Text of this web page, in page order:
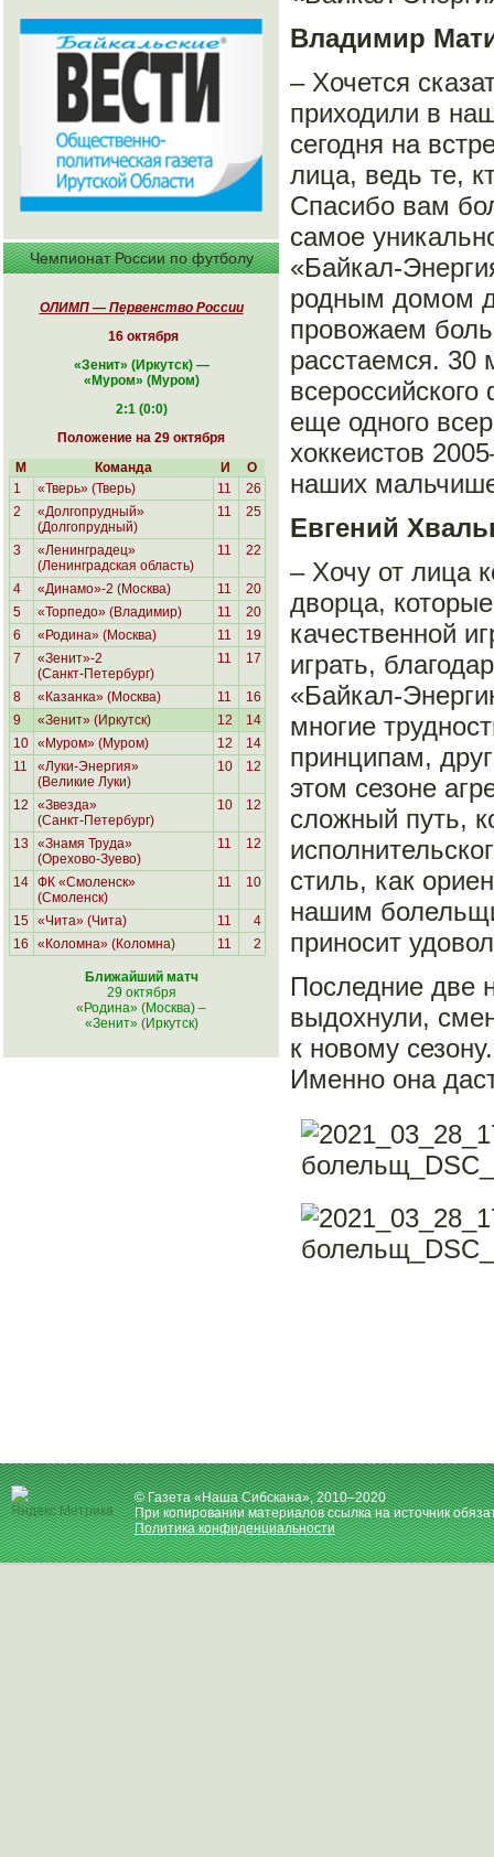
Чемпионат России по футболу
ОЛИМП — Первенство России
16 октября
«Зенит» (Иркутск) —
«Муром» (Муром)
2:1 (0:0)
Положение на 29 октября
М
Команда И
О
1
«Тверь» (Тверь) 11
26
2
«Долгопрудный»
(Долгопрудный)
11 25
3
«Ленинградец»
(Ленинградская область)
11 22
4 «Динамо»-2 (Москва) 11
20
5
«Торпедо» (Владимир) 11
20
6
«Родина» (Москва) 11
19
7
«Зенит»-2
(Санкт-Петербург)
11 17
8 «Казанка» (Москва) 11
16
9
«Зенит» (Иркутск) 12
14
10 «Муром» (Муром) 12
14
11
«Луки-Энергия»
(Великие Луки)
10 12
12
«Звезда»
(Санкт-Петербург)
10 12
13
«Знамя Труда»
(Орехово-Зуево)
11 12
14 ФК «Смоленск»
(Смоленск)
11 10
15 «Чита» (Чита) 11
4
16
«Коломна» (Коломна) 11 2
Ближайший матч
29 октября
«Родина» (Москва) –
«Зенит» (Иркутск)
Владимир
– Хочется
приходили в
сегодня на
лица, ведь те,
Спасибо вам
самое
«Байкал-
родным домом
провожаем
расстаемся. 30
еще одного
хоккеистов
наших
Евгений
– Хочу от лица
дворца,
качественной
играть,
«Байкал-
многие
принципам,
этом сезоне
сложный путь,
стиль, как
нашим
приносит
Последние две
выдохнули,
к новому
Именно она
© Газета «Наша Сибскана», 2010–2020
При копировании материалов ссылка на источник
Политика конфиденциальности